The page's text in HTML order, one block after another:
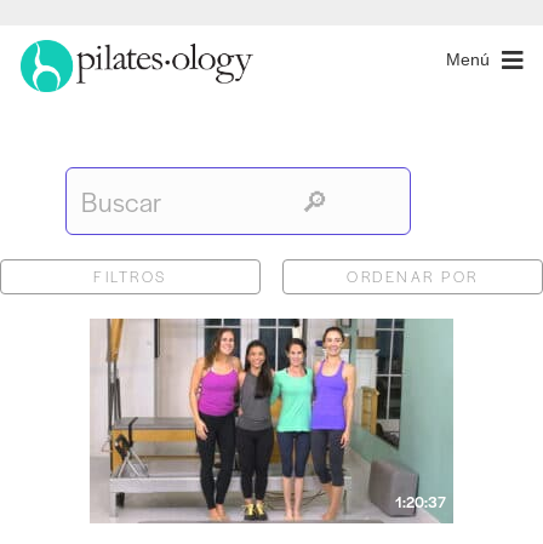
Menú
FILTROS ORDENAR POR
1:20:37